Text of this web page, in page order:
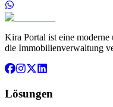
Kira Portal ist eine
die Immobilienverwaltung
Lösungen